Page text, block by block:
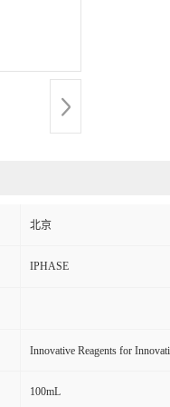
北京
IPHASE
Innovative Reagents for
100mL